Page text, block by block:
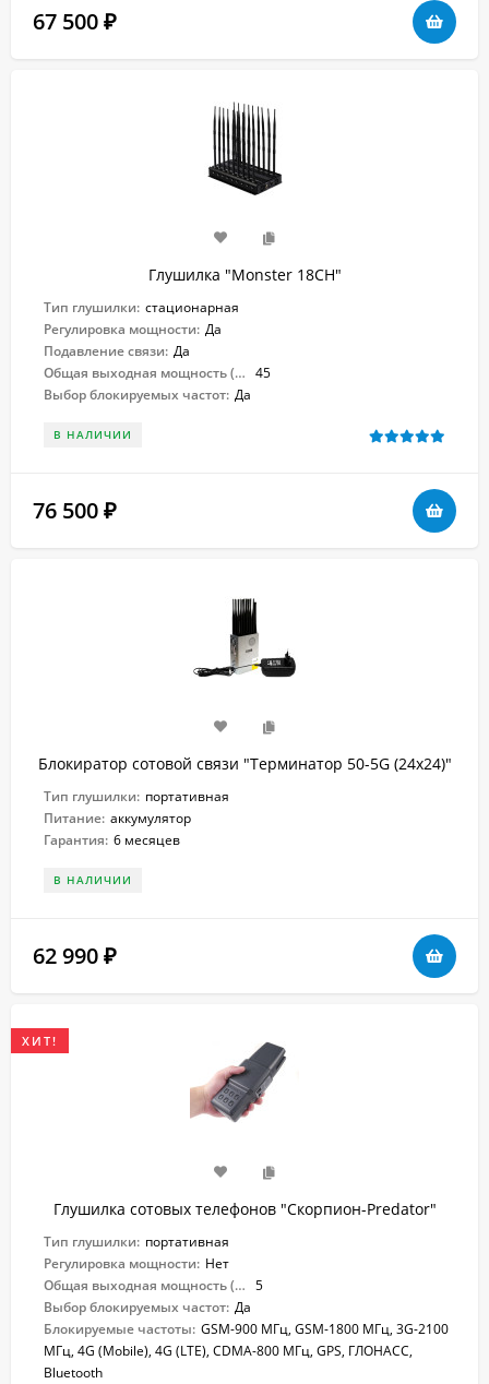
67 500 ₽
Глушилка "Monster 18CH"
Тип глушилки: стационарная
Регулировка мощности: Да
Подавление связи: Да
Общая выходная мощность (Вт): 45
Выбор блокируемых частот: Да
В НАЛИЧИИ
76 500 ₽
Блокиратор сотовой связи "Терминатор 50-5G (24х24)"
Тип глушилки: портативная
Питание: аккумулятор
Гарантия: 6 месяцев
В НАЛИЧИИ
62 990 ₽
ХИТ!
Глушилка сотовых телефонов "Скорпион-Predator"
Тип глушилки: портативная
Регулировка мощности: Нет
Общая выходная мощность (Вт): 5
Выбор блокируемых частот: Да
Блокируемые частоты: GSM-900 МГц, GSM-1800 МГц, 3G-2100
МГц, 4G (Mobile), 4G (LTE), CDMA-800 МГц, GPS, ГЛОНАСС,
Bluetooth